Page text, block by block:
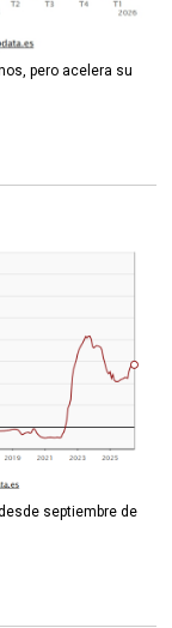
pero acelera su
septiembre de